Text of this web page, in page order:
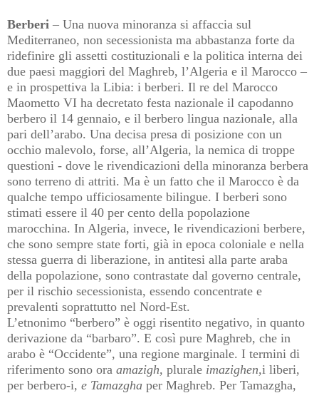
Berberi – Una nuova minoranza si affaccia sul
Mediterraneo, non secessionista ma abbastanza forte da
ridefinire gli assetti costituzionali e la politica interna dei
due paesi maggiori del Maghreb, l’Algeria e il Marocco –
e in prospettiva la Libia: i berberi. Il re del Marocco
Maometto VI ha decretato festa nazionale il capodanno
berbero il 14 gennaio, e il berbero lingua nazionale, alla
pari dell’arabo. Una decisa presa di posizione con un
occhio malevolo, forse, all’Algeria, la nemica di troppe
questioni - dove le rivendicazioni della minoranza berbera
sono terreno di attriti. Ma è un fatto che il Marocco è da
qualche tempo ufficiosamente bilingue. I berberi sono
stimati essere il 40 per cento della popolazione
marocchina. In Algeria, invece, le rivendicazioni berbere,
che sono sempre state forti, già in epoca coloniale e nella
stessa guerra di liberazione, in antitesi alla parte araba
della popolazione, sono contrastate dal governo centrale,
per il rischio secessionista, essendo concentrate e
prevalenti soprattutto nel Nord-Est.
L’etnonimo “berbero” è oggi risentito negativo, in quanto
derivazione da “barbaro”. E così pure Maghreb, che in
arabo è “Occidente”, una regione marginale. I termini di
riferimento sono ora amazigh, plurale imazighen,i liberi,
per berbero-i, e Tamazgha per Maghreb. Per Tamazgha,